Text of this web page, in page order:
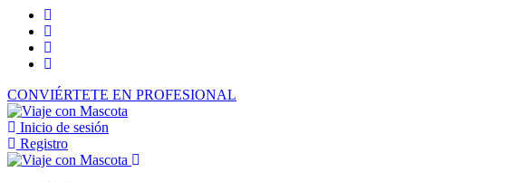
CONVIÉRTETE EN PROFESIONAL
Inicio de sesión
Registro